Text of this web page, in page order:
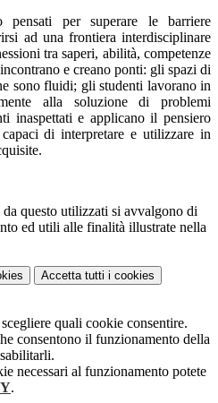
per superare le barriere
ad una frontiera interdisciplinare
tra saperi, abilità, competenze
e creano ponti: gli spazi di
sono fluidi; gli studenti lavorano in
alla soluzione di problemi
inaspettati e applicano il pensiero
di interpretare e utilizzare in
questo utilizzati si avvalgono di
ed utili alle finalità illustrate nella
Accetta tutti i cookies
quali cookie consentire.
consentono il funzionamento della
necessari al funzionamento potete
.